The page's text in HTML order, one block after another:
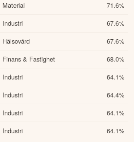
Material 71.6%
Industri 67.6%
Hälsovård 67.6%
Finans & Fastighet 68.0%
Industri 64.1%
Industri 64.4%
Industri 64.1%
Industri 64.1%